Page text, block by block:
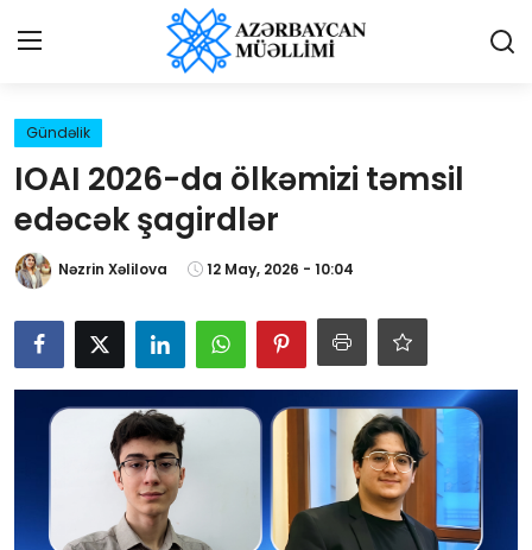
Giriş
Qəzetə elan ver
Reklam və elan
Biz kimik?
Bütün xəbərlər
Gündəlik
Gündəlik
IOAI 2026-da ölkəmizi təmsil
edəcək şagirdlər
Nəzrin Xəlilova 12 May, 2026 - 10:04